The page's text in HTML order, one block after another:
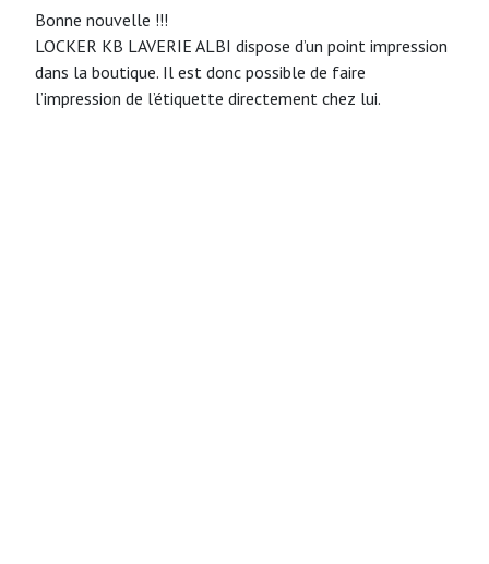
Bonne nouvelle !!!
LOCKER KB LAVERIE ALBI dispose d’un point impression
dans la boutique. Il est donc possible de faire
l’impression de l’étiquette directement chez lui.